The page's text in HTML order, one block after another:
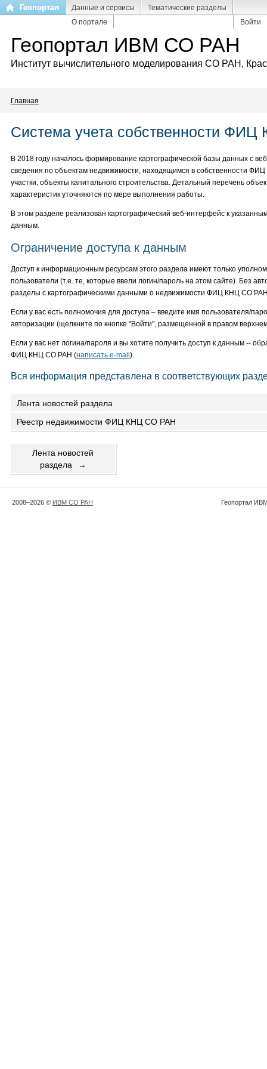
Перейти
содержанию
Геопортал Данные и сервисы
Тематические разделы
О портале
Войти
Геопортал ИВМ СО РАН
Институт вычислительного моделирования СО РАН,
Главная
Система учета собственности
В 2018 году началось формирование картографической базы данных с
сведения по объектам недвижимости, находящимся в собственности
участки, объекты капитального строительства. Детальный перечень
характеристик уточняются по мере выполнения работы.
В этом разделе реализован картографический веб-интерфейс к
данным.
Ограничение доступа к данным
Доступ к информационным ресурсам этого раздела имеют только
пользователи (т.е. те, которые ввели логин/пароль на этом сайте). Без
разделы с картографическими данными о недвижимости ФИЦ КНЦ СО
Если у вас есть полномочия для доступа – введите имя пользователя/
авторизации (щелкните по кнопке "Войти", размещенной в правом
Если у вас нет логина/пароля и вы хотите получить доступ к данным --
ФИЦ КНЦ СО РАН (написать e-mail ).
Вся информация представлена в соответствующих
Лента новостей раздела
Реестр недвижимости ФИЦ КНЦ СО РАН
Лента новостей
раздела
→
2008–2026 © ИВМ СО РАН Геопортал